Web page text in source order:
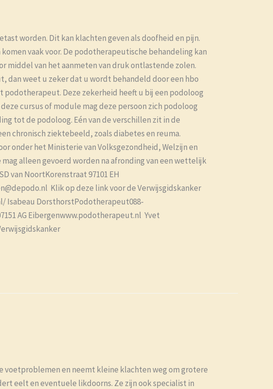
worden. Dit kan klachten geven als doofheid en pijn.
vaak voor. De podotherapeutische behandeling kan
middel van het aanmeten van druk ontlastende zolen.
dan weet u zeker dat u wordt behandeld door een hbo
Deze zekerheid heeft u bij een podoloog
cursus of module mag deze persoon zich podoloog
tot de podoloog. Eén van de verschillen zit in de
chronisch ziektebeeld, zoals diabetes en reuma.
onder het Ministerie van Volksgezondheid, Welzijn en
alleen gevoerd worden na afronding van een wettelijk
van NoortKorenstraat 97101 EH
Klik op deze link voor de Verwijsgidskanker
Isabeau DorsthorstPodotherapeut088-
AG Eibergenwww.podotherapeut.nl Yvet
voetproblemen en neemt kleine klachten weg om grotere
eelt en eventuele likdoorns. Ze zijn ook specialist in